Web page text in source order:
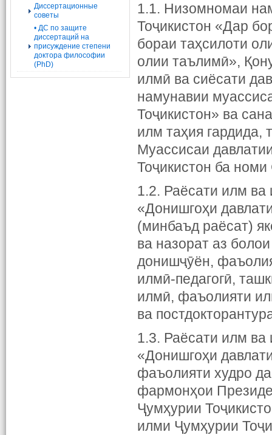
Диссертационные
советы
• ДС по защите
диссертаций на
присуждение степени
доктора философии
(PhD)
1.1. Низомномаи
Тоҷикистон «Дар
бораи таҳсилоти
олии таълимӣ»,
илмӣ ва сиёсати
намунавии
Тоҷикистон» ва
илм таҳия гардида,
Муассисаи
Тоҷикистон ба
1.2. Раёсати илм ва
«Донишгоҳи
(минбаъд раёсат)
ва назорат аз
донишҷӯён,
илмӣ-педагогӣ,
илмӣ, фаъолияти
ва
1.3. Раёсати илм ва
«Донишгоҳи
фаъолияти худро
фармонҳои
Ҷумҳурии
илми Ҷумҳурии